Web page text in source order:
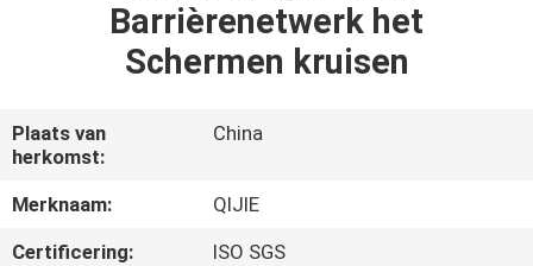
ONGEVEER
FABRIEKSREIS
KWALITEITSCONTROLE
Barrièrenetwerk het
Schermen kruisen
Plaats van
herkomst:
China
Merknaam:
QIJIE
Certificering:
ISO SGS